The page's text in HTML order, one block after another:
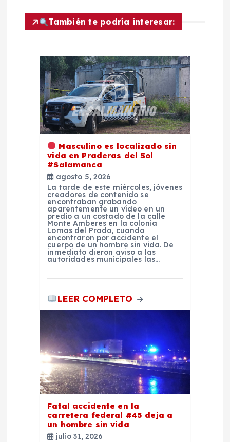
También te podría interesar:
Masculino es localizado sin
vida en Praderas del Sol
#Salamanca
agosto 5, 2026
La tarde de este miércoles, jóvenes
creadores de contenido se
encontraban grabando
aparentemente un vídeo en un
predio a un costado de la calle
Monte Amberes en la colonia
Lomas del Prado, cuando
encontraron por accidente el
cuerpo de un hombre sin vida. De
inmediato dieron aviso a las
autoridades municipales las…
LEER COMPLETO
Fatal accidente en la
carretera federal #45 deja a
un hombre sin vida
julio 31, 2026